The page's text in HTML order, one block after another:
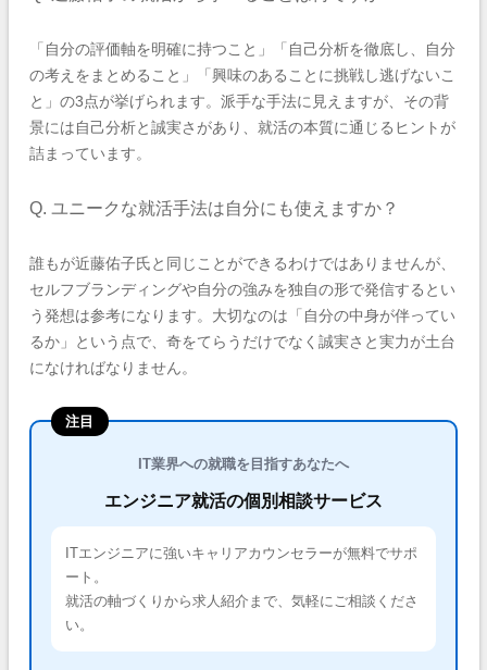
「自分の評価軸を明確に持つこと」「自己分析を徹底し、自分
の考えをまとめること」「興味のあることに挑戦し逃げないこ
と」の3点が挙げられます。派手な手法に見えますが、その背
景には自己分析と誠実さがあり、就活の本質に通じるヒントが
詰まっています。
Q. ユニークな就活手法は自分にも使えますか？
誰もが近藤佑子氏と同じことができるわけではありませんが、
セルフブランディングや自分の強みを独自の形で発信するとい
う発想は参考になります。大切なのは「自分の中身が伴ってい
るか」という点で、奇をてらうだけでなく誠実さと実力が土台
になければなりません。
注目
IT業界への就職を目指すあなたへ
エンジニア就活の個別相談サービス
ITエンジニアに強いキャリアカウンセラーが無料でサポ
ート。
就活の軸づくりから求人紹介まで、気軽にご相談くださ
い。